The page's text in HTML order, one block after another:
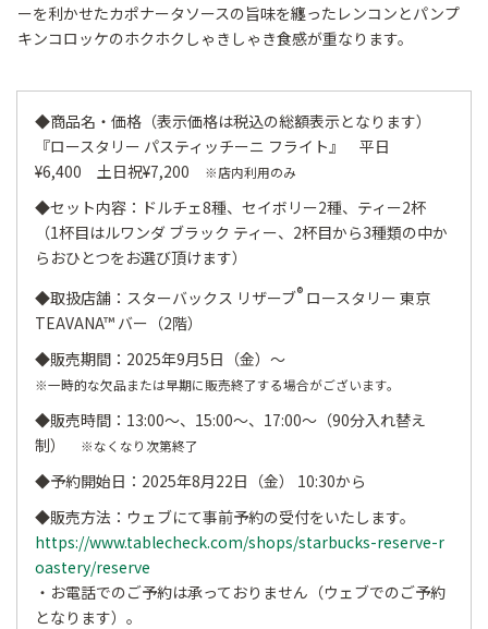
ーを利かせたカポナータソースの旨味を纏ったレンコンとパンプ
キンコロッケのホクホクしゃきしゃき食感が重なります。
◆商品名・価格（表示価格は税込の総額表示となります）
『ロースタリー パスティッチーニ フライト』 平日
¥6,400 土日祝¥7,200
※店内利用のみ
◆セット内容：ドルチェ8種、セイボリー2種、ティー2杯
（1杯目はルワンダ ブラック ティー、2杯目から3種類の中か
らおひとつをお選び頂けます）
◆取扱店舗：スターバックス リザーブ® ロースタリー 東京
TEAVANA™ バー（2階）
◆販売期間：2025年9月5日（金）～
※一時的な欠品または早期に販売終了する場合がございます。
◆販売時間：13:00～、15:00～、17:00～（90分入れ替え
制）
※なくなり次第終了
◆予約開始日：2025年8月22日（金） 10:30から
◆販売方法：ウェブにて事前予約の受付をいたします。
https://www.tablecheck.com/shops/starbucks-reserve-r
oastery/reserve
・お電話でのご予約は承っておりません（ウェブでのご予約
となります）。